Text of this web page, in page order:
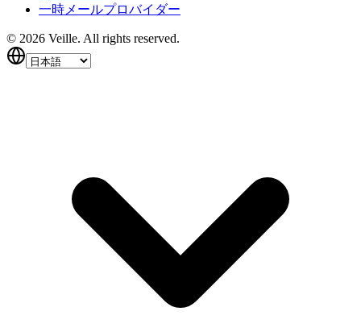
一時メールプロバイダー
© 2026 Veille. All rights reserved.